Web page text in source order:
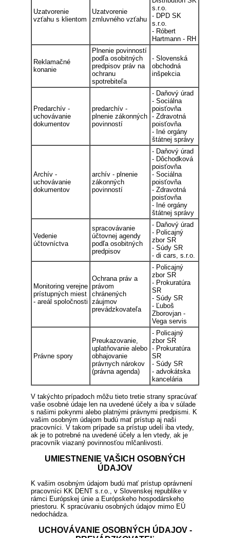
Uzatvorenie
vzťahu s klientom
Uzatvorenie
zmluvného vzťahu
s.r.o.
- DPD SK
s.r.o.
- Róbert
Hartmann - RH
Reklamačné
konanie
Plnenie povinností
podľa osobitných
predpisov práv na
ochranu
spotrebiteľa
- Slovenská
obchodná
inšpekcia
Predarchív -
uchovávanie
dokumentov
predarchív -
plnenie zákonných
povinností
- Daňový úrad
- Sociálna
poisťovňa
- Zdravotná
poisťovňa
- Iné orgány
štátnej správy
Archív -
uchovávanie
dokumentov
archív - plnenie
zákonných
povinností
- Daňový úrad
- Dôchodková
poisťovňa
- Sociálna
poisťovňa
- Zdravotná
poisťovňa
- Iné orgány
štátnej správy
Vedenie
účtovníctva
spracovávanie
účtovnej agendy
podľa osobitných
predpisov
- Daňový úrad
- Policajný
zbor SR
- Súdy SR
- di cars, s.r.o.
Monitoring verejne
prístupných miest
- areál spoločnosti
Ochrana práv a
právom
chránených
záujmov
prevádzkovateľa
- Policajný
zbor SR
- Prokuratúra
SR
- Súdy SR
- Ľuboš
Zborovjan -
Vega servis
Právne spory
Preukazovanie,
uplatňovanie alebo
obhajovanie
právnych nárokov
(právna agenda)
- Policajný
zbor SR
- Prokuratúra
SR
- Súdy SR
- advokátska
kancelária
V takýchto prípadoch môžu tieto tretie strany spracúvať
vaše osobné údaje len na uvedené účely a iba v súlade
s našimi pokynmi alebo platnými právnymi predpismi. K
vašim osobným údajom budú mať prístup aj naši
pracovníci. V takom prípade sa prístup udelí iba vtedy,
ak je to potrebné na uvedené účely a len vtedy, ak je
pracovník viazaný povinnosťou mlčanlivosti.
UMIESTNENIE VAŠICH OSOBNÝCH
ÚDAJOV
K vašim osobným údajom budú mať prístup oprávnení
pracovníci KK DENT s.r.o., v Slovenskej republike v
rámci Európskej únie a Európskeho hospodárskeho
priestoru. K spracúvaniu osobných údajov mimo EÚ
nedochádza.
UCHOVÁVANIE OSOBNÝCH ÚDAJOV -